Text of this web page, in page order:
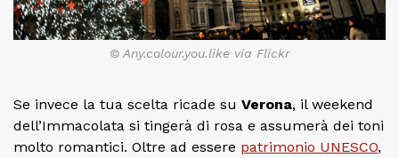
© Any.colour.you.like via Flickr
Se invece la tua scelta ricade su Verona, il weekend
dell’Immacolata si tingerà di rosa e assumerà dei toni
molto romantici. Oltre ad essere patrimonio UNESCO,